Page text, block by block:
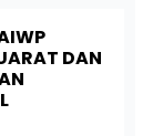
DAN